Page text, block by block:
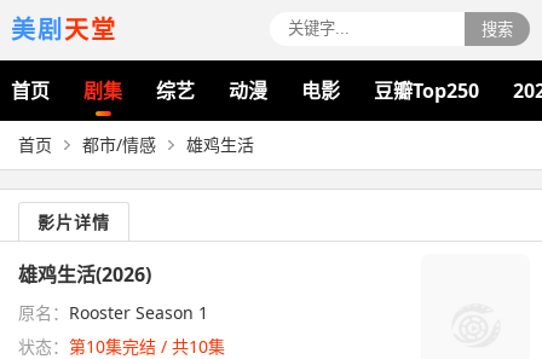
美剧天堂 搜索
首页 剧集 综艺 动漫 电影 豆瓣Top250
首页 都市/情感 雄鸡生活
影片详情
雄鸡生活(2026)
原名： Rooster Season 1
状态： 第10集完结 / 共10集